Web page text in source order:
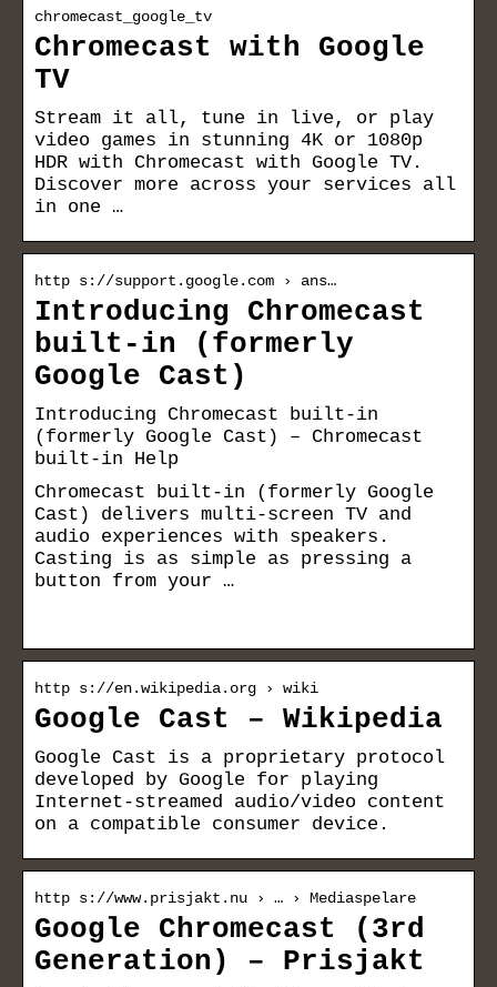
chromecast_google_tv
Chromecast with Google
TV
Stream it all, tune in live, or play
video games in stunning 4K or 1080p
HDR with Chromecast with Google TV.
Discover more across your services all
in one …
http s://support.google.com › ans…
Introducing Chromecast
built-in (formerly
Google Cast)
Introducing Chromecast built-in
(formerly Google Cast) – Chromecast
built-in Help
Chromecast built-in (formerly Google
Cast) delivers multi-screen TV and
audio experiences with speakers.
Casting is as simple as pressing a
button from your …
http s://en.wikipedia.org › wiki
Google Cast – Wikipedia
Google Cast is a proprietary protocol
developed by Google for playing
Internet-streamed audio/video content
on a compatible consumer device.
http s://www.prisjakt.nu › … › Mediaspelare
Google Chromecast (3rd
Generation) – Prisjakt